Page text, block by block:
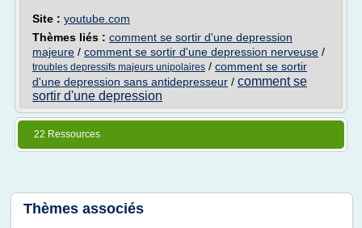
Site : youtube.com
Thèmes liés : comment se sortir d'une depression
majeure / comment se sortir d'une depression nerveuse /
troubles depressifs majeurs unipolaires / comment se sortir
d'une depression sans antidepresseur / comment se
sortir d'une depression
22 Ressources
Thèmes associés